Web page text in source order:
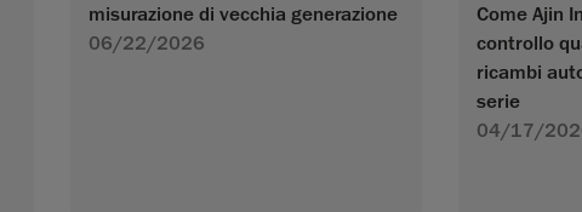
misurazione di vecchia generazione
06/22/2026
Come Ajin
controllo
ricambi
serie
04/17/